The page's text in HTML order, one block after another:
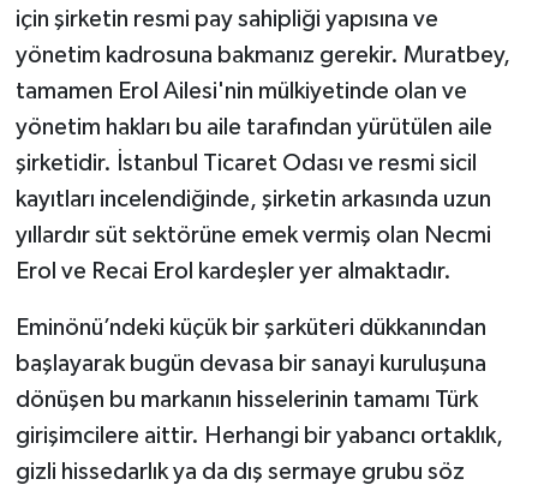
için şirketin resmi pay sahipliği yapısına ve
yönetim kadrosuna bakmanız gerekir. Muratbey,
tamamen Erol Ailesi'nin mülkiyetinde olan ve
yönetim hakları bu aile tarafından yürütülen aile
şirketidir. İstanbul Ticaret Odası ve resmi sicil
kayıtları incelendiğinde, şirketin arkasında uzun
yıllardır süt sektörüne emek vermiş olan Necmi
Erol ve Recai Erol kardeşler yer almaktadır.
Eminönü’ndeki küçük bir şarküteri dükkanından
başlayarak bugün devasa bir sanayi kuruluşuna
dönüşen bu markanın hisselerinin tamamı Türk
girişimcilere aittir. Herhangi bir yabancı ortaklık,
gizli hissedarlık ya da dış sermaye grubu söz